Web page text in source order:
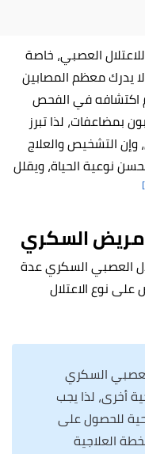
العصبي، خاصة
يدرك معظم المصابين
اكتشافه في الفحص
بمضاعفات، لذا تبرز
التشخيص والعلاج
نوعية الحياة، ويقلل
مريض السكري
العصبي السكري عدة
نوع الاعتلال
السكري
أخرى، لذا يجب
للحصول على
العلاجية